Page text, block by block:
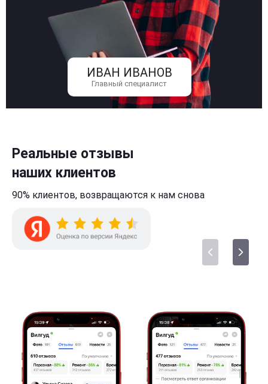
ИВАН ИВАНОВ
Главный специалист
Реальные отзывы
наших клиентов
90% клиентов, возвращаются к нам снова